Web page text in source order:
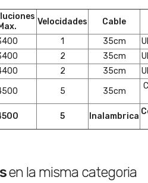
Velocidades
Cable
1 35cm
2 35cm
2 35cm
5 35cm
5 Inalambrica
en la misma categoria